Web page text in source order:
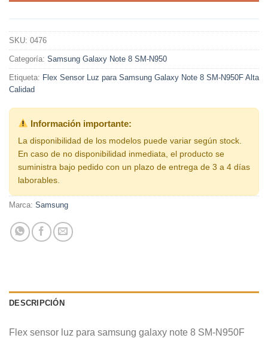
SKU: 0476
Categoría: Samsung Galaxy Note 8 SM-N950
Etiqueta: Flex Sensor Luz para Samsung Galaxy Note 8 SM-N950F Alta
Calidad
Información importante:
La disponibilidad de los modelos puede variar según stock.
En caso de no disponibilidad inmediata, el producto se
suministra bajo pedido con un plazo de entrega de 3 a 4 días
laborables.
Marca: Samsung
DESCRIPCIÓN
Flex sensor luz para samsung galaxy note 8 SM-N950F